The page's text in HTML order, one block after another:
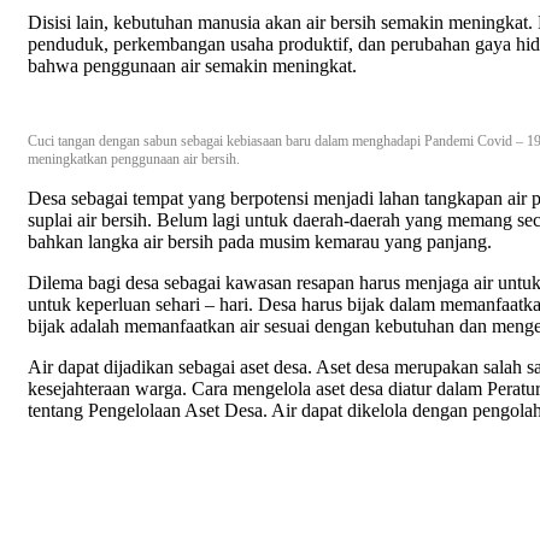
Disisi lain, kebutuhan manusia akan air bersih semakin
penduduk, perkembangan usaha produktif, dan perubahan gaya
bahwa penggunaan air semakin meningkat.
Cuci tangan dengan sabun sebagai kebiasaan baru dalam menghadapi Pandemi Covid –
meningkatkan penggunaan air bersih.
Desa sebagai tempat yang berpotensi menjadi lahan tangkapan
suplai air bersih. Belum lagi untuk daerah-daerah yang memang
bahkan langka air bersih pada musim kemarau yang panjang.
Dilema bagi desa sebagai kawasan resapan harus menjaga air
untuk keperluan sehari – hari. Desa harus bijak dalam
bijak adalah memanfaatkan air sesuai dengan kebutuhan dan
Air dapat dijadikan sebagai aset desa. Aset desa merupakan salah
kesejahteraan warga. Cara mengelola aset desa diatur dalam
tentang Pengelolaan Aset Desa. Air dapat dikelola dengan